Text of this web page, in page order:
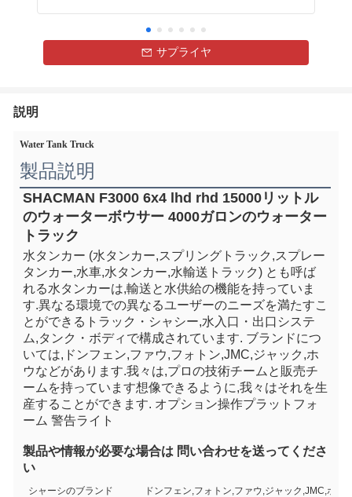
サプライヤ
説明
Water Tank Truck
製品説明
SHACMAN F3000 6x4 lhd rhd 15000リットル
のウォーターボウサー 4000ガロンのウォーター
トラック
水タンカー (水タンカー,スプリングトラック,スプレー
タンカー,水車,水タンカー,水輸送トラック) とも呼ば
れる水タンカーは,輸送と水供給の機能を持っていま
す.異なる環境での異なるユーザーのニーズを満たすこ
とができるトラック・シャシー,水入口・出口システ
ム,タンク・ボディで構成されています. ブランドにつ
いては,ドンフェン,ファウ,フォトン,JMC,ジャック,ホ
ウなどがあります.我々は,プロの技術チームと販売チ
ームを持っています想像できるように,我々はそれを生
産することができます. オプション操作プラットフォ
ーム 警告ライト
製品や情報が必要な場合は 問い合わせを送ってくださ
い
シャーシのブランド ドンフェン,フォトン,ファウ,ジャック,JMC,ホウ